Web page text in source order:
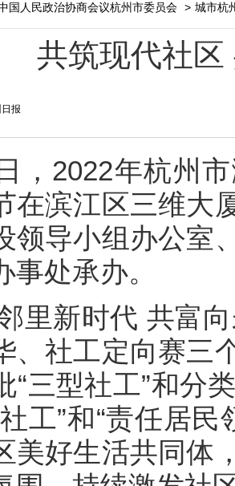
国人民政治协商会议杭州市委员会 > 城市杭
共筑现代社
报
，2022年杭州
在滨江区三维大
领导小组办公室
处承办。
里新时代 共富
、社工定向赛三
“三型社工”和分
工”和“责任居
美好生活共同体